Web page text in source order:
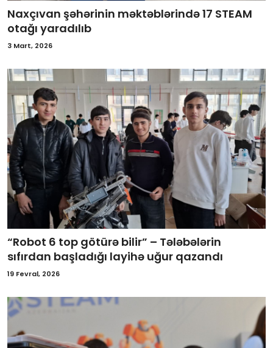
Naxçıvan şəhərinin məktəblərində 17 STEAM
otağı yaradılıb
3 Mart, 2026
“Robot 6 top götürə bilir” – Tələbələrin
sıfırdan başladığı layihə uğur qazandı
19 Fevral, 2026